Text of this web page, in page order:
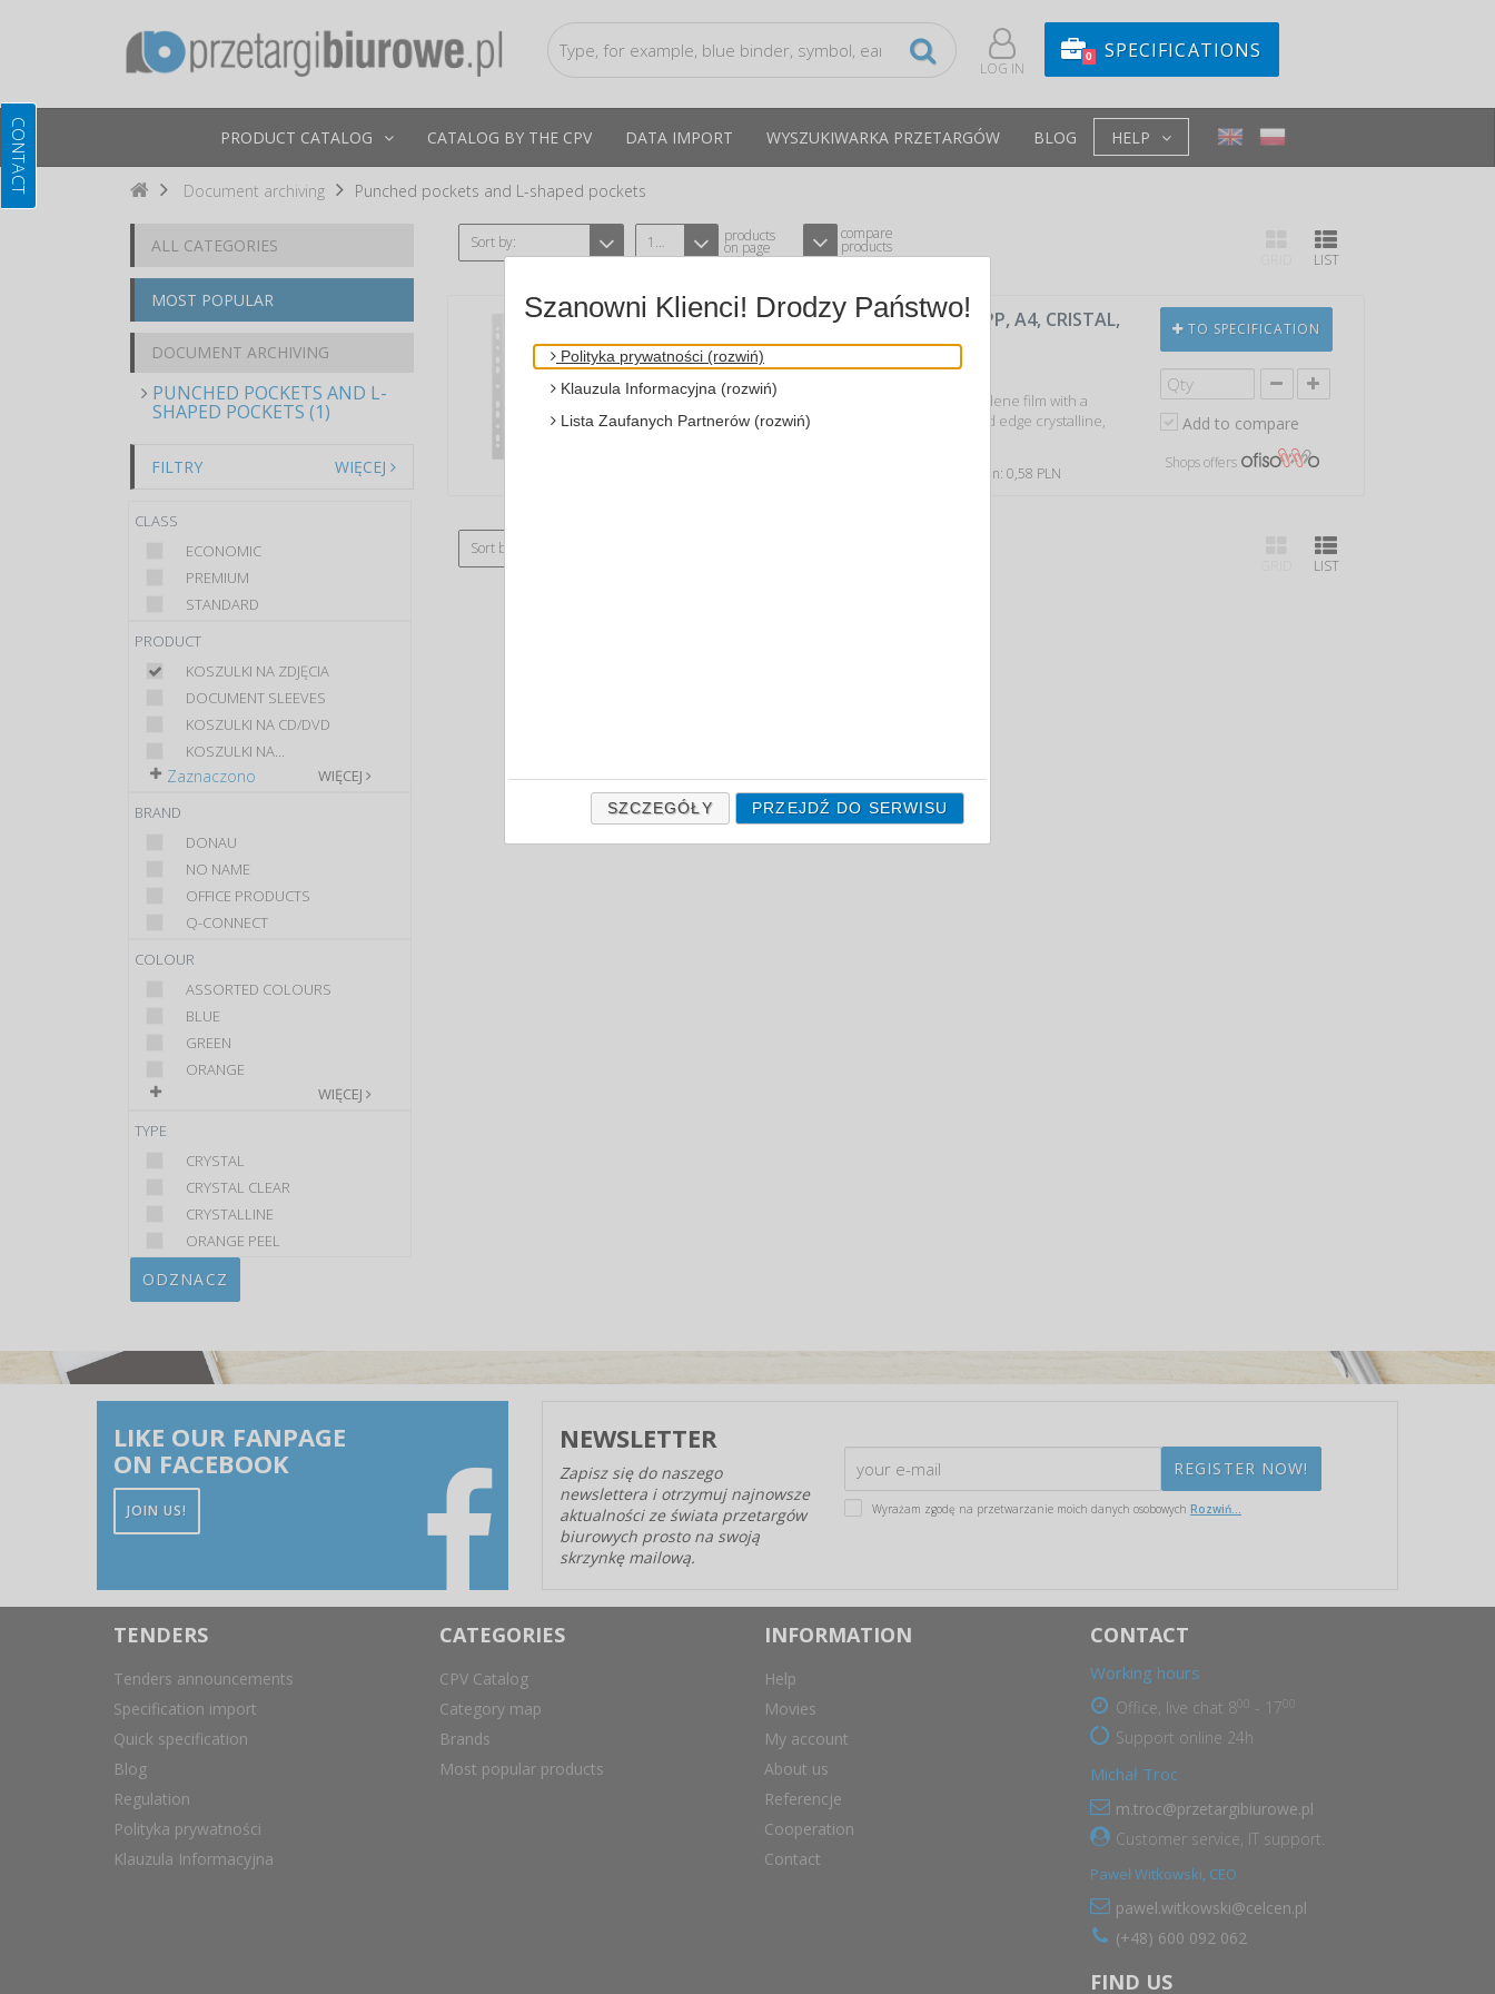
LOG IN
0 SPECIFICATIONS
PRODUCT CATALOG CATALOG BY THE CPV DATA IMPORT WYSZUKIWARKA PRZETARGÓW BLOG HELP
Document archiving Punched pockets and L-shaped pockets
ALL CATEGORIES
MOST POPULAR
DOCUMENT ARCHIVING
PUNCHED POCKETS AND L-
SHAPED POCKETS (1)
FILTRY WIĘCEJ
CLASS
ECONOMIC
PREMIUM
STANDARD
PRODUCT
KOSZULKI NA ZDJĘCIA
DOCUMENT SLEEVES
KOSZULKI NA CD/DVD
KOSZULKI NA...
WIĘCEJ
Zaznaczono
BRAND
DONAU
NO NAME
OFFICE PRODUCTS
Q-CONNECT
COLOUR
ASSORTED COLOURS
BLUE
GREEN
ORANGE
WIĘCEJ
TYPE
CRYSTAL
CRYSTAL CLEAR
CRYSTALLINE
ORANGE PEEL
ODZNACZ
Sort by: 12 products
on page
compare
products
LIST
PUNCHED POCKETS FOR PHOTOS , PP, A4, CRISTAL,
60 MICRON
A DONAU 1717001PL-00 CPV:30192500-6
made of smooth ecological polypropylene film with a
thickness of 60μm specially reinforced edge crystalline,
tax incl., max: 0,58 PLN, min: 0,58 PLN
TO SPECIFICATION
Add to compare
Shops offers
Sort by:
LIST
LIKE OUR FANPAGE
ON FACEBOOK
JOIN US!
NEWSLETTER
Zapisz się do naszego
newslettera i otrzymuj najnowsze
aktualności ze świata przetargów
biurowych prosto na swoją
skrzynkę mailową.
Wyrażam zgodę na przetwarzanie moich danych osobowych Rozwiń...
TENDERS
Tenders announcements
Specification import
Quick specification
Blog
Regulation
Polityka prywatności
Klauzula Informacyjna
CATEGORIES
CPV Catalog
Category map
Brands
Most popular products
INFORMATION
Help
Movies
My account
About us
Referencje
Cooperation
Contact
CONTACT
Working hours
Office, live chat 8 - 17
Support online 24h
Michał Troc
m.troc@przetargibiurowe.pl
Customer service, IT support.
Paweł Witkowski, CEO
pawel.witkowski@celcen.pl
(+48) 600 092 062
FIND US
Szanowni Klienci! Drodzy Państwo!
Polityka prywatności (rozwiń)
Klauzula Informacyjna (rozwiń)
Lista Zaufanych Partnerów (rozwiń)
SZCZEGÓŁY PRZEJDŹ DO SERWISU